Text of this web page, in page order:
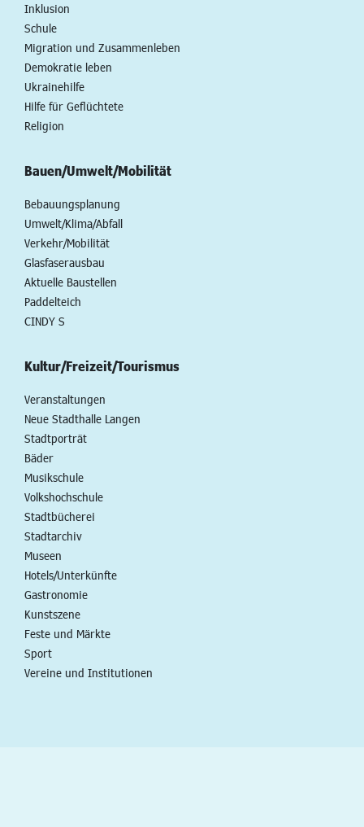
Inklusion
Schule
Migration und Zusammenleben
Demokratie leben
Ukrainehilfe
Hilfe für Geflüchtete
Religion
Bauen/Umwelt/Mobilität
Bebauungsplanung
Umwelt/Klima/Abfall
Verkehr/Mobilität
Glasfaserausbau
Aktuelle Baustellen
Paddelteich
CINDY S
Kultur/Freizeit/Tourismus
Veranstaltungen
Neue Stadthalle Langen
Stadtporträt
Bäder
Musikschule
Volkshochschule
Stadtbücherei
Stadtarchiv
Museen
Hotels/Unterkünfte
Gastronomie
Kunstszene
Feste und Märkte
Sport
Vereine und Institutionen